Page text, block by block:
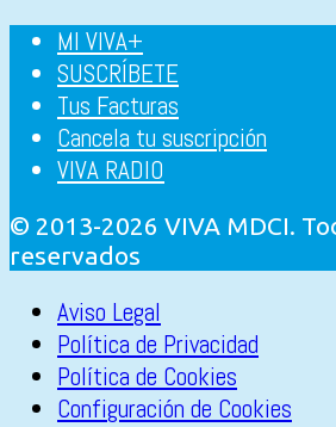
MI VIVA+
SUSCRÍBETE
Tus Facturas
Cancela tu suscripción
VIVA RADIO
© 2013-2026 VIVA MDCI.
reservados
Aviso Legal
Política de Privacidad
Política de Cookies
Configuración de Cookies